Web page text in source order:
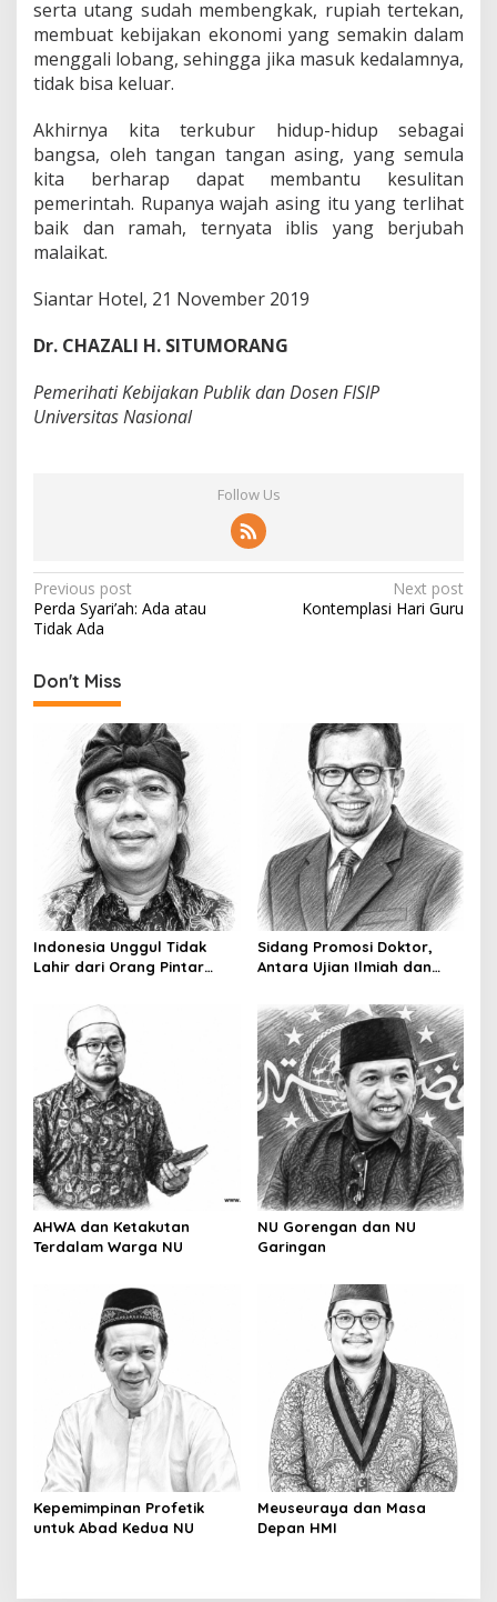
serta utang sudah membengkak, rupiah tertekan,
membuat kebijakan ekonomi yang semakin dalam
menggali lobang, sehingga jika masuk kedalamnya,
tidak bisa keluar.
Akhirnya kita terkubur hidup-hidup sebagai
bangsa, oleh tangan tangan asing, yang semula
kita berharap dapat membantu kesulitan
pemerintah. Rupanya wajah asing itu yang terlihat
baik dan ramah, ternyata iblis yang berjubah
malaikat.
Siantar Hotel, 21 November 2019
Dr. CHAZALI H. SITUMORANG
Pemerihati Kebijakan Publik dan Dosen FISIP
Universitas Nasional
Follow Us
P
o
t
n
t
i
o
Previous post
Perda Syari’ah: Ada atau
Tidak Ada
Next post
Kontemplasi Hari Guru
Don't Miss
Indonesia Unggul Tidak
Lahir dari Orang Pintar
Sidang Promosi Doktor,
Antara Ujian Ilmiah dan
AHWA dan Ketakutan
Terdalam Warga NU
NU Gorengan dan NU
Garingan
Kepemimpinan Profetik
untuk Abad Kedua NU
Meuseuraya dan Masa
Depan HMI